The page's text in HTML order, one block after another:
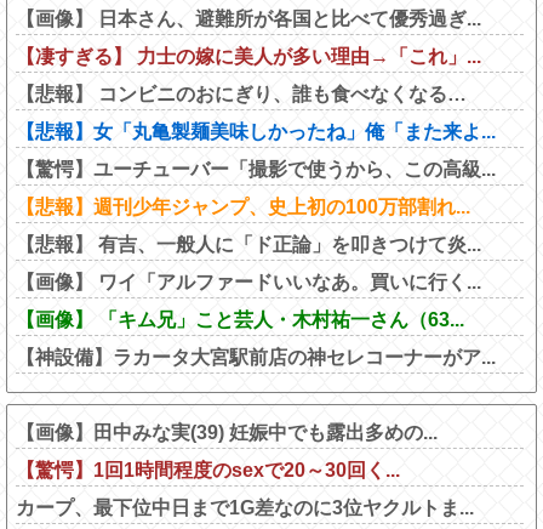
コレ本気にしてる奴なんておらんよ
な？よな？w w w w w w w w w w
w
【画像】 日本さん、避難所が各国と比べて優秀過ぎ...
【凄すぎる】 力士の嫁に美人が多い理由→「これ」...
【悲報】 コンビニのおにぎり、誰も食べなくなる…
【悲報】女「丸亀製麺美味しかったね」俺「また来よ...
【驚愕】ユーチューバー「撮影で使うから、この高級...
【悲報】週刊少年ジャンプ、史上初の100万部割れ...
【悲報】 有吉、一般人に「ド正論」を叩きつけて炎...
【画像】 ワイ「アルファードいいなあ。買いに行く...
【画像】 「キム兄」こと芸人・木村祐一さん（63...
【神設備】ラカータ大宮駅前店の神セレコーナーがア...
【画像】田中みな実(39) 妊娠中でも露出多めの...
【驚愕】1回1時間程度のsexで20～30回く...
カープ、最下位中日まで1G差なのに3位ヤクルトま...